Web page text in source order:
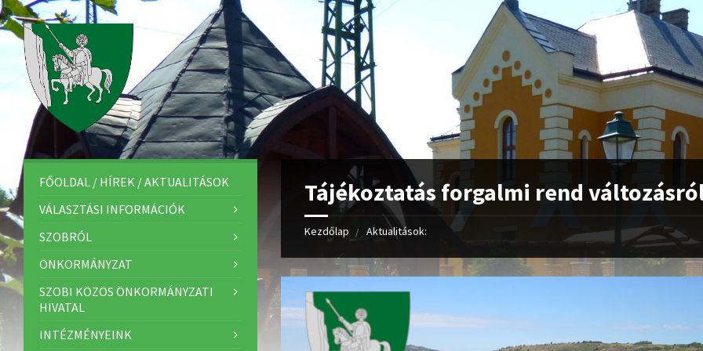
Tájékoztatás forgalmi rend
Kezdőlap Aktualitások:
FŐOLDAL / HÍREK / AKTUALITÁSOK
VÁLASZTÁSI INFORMÁCIÓK
SZOBRÓL
ÖNKORMÁNYZAT
SZOBI KÖZÖS ÖNKORMÁNYZATI
HIVATAL
INTÉZMÉNYEINK